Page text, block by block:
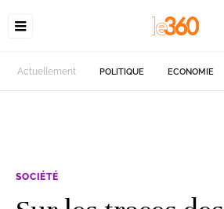
Actuellement POLITIQUE ECONOMIE
SOCIÉTÉ